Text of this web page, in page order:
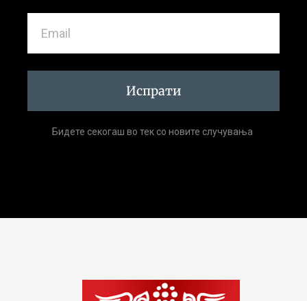
Испрати
Бидете секогаш во тек со новите случувања